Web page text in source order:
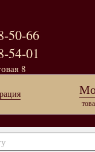
50-66
54-01
8